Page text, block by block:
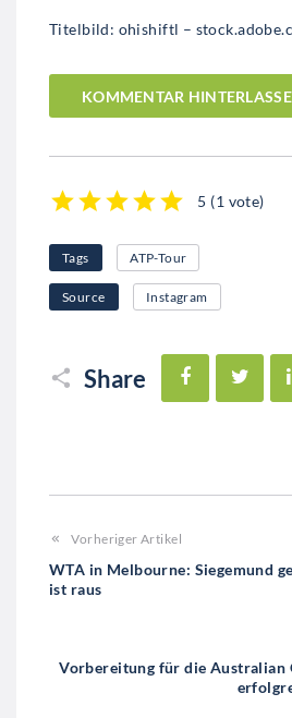
Titelbild: ohishiftl –
KOMMENTAR
5 (1 vote)
Tags ATP-Tour
Source Instagram
Share
Facebook
Vorheriger Artikel
WTA in Melbourne: Siegemund
ist raus
Vorbereitung für die Australian